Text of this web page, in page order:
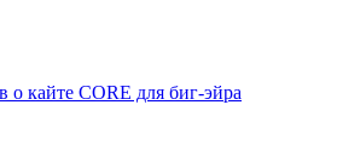
о кайте CORE для биг-эйра